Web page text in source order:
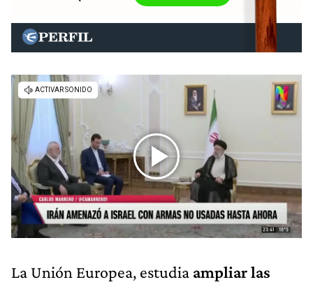
La Unión Europea, estudia ampliar las